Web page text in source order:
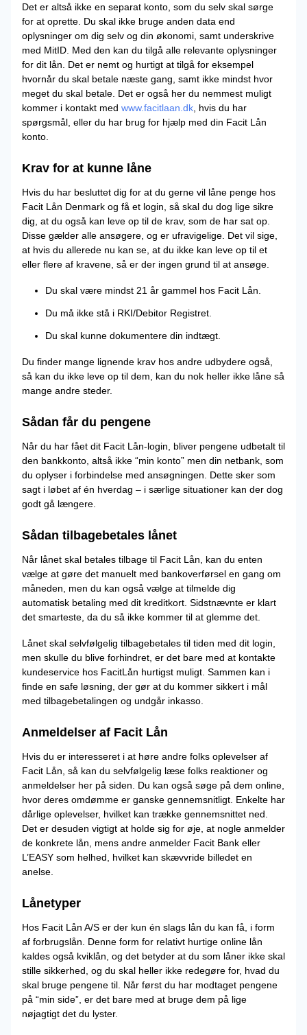
Det er altså ikke en separat konto, som du selv skal sørge
for at oprette. Du skal ikke bruge anden data end
oplysninger om dig selv og din økonomi, samt underskrive
med MitID. Med den kan du tilgå alle relevante oplysninger
for dit lån. Det er nemt og hurtigt at tilgå for eksempel
hvornår du skal betale næste gang, samt ikke mindst hvor
meget du skal betale. Det er også her du nemmest muligt
kommer i kontakt med www.facitlaan.dk , hvis du har
spørgsmål, eller du har brug for hjælp med din Facit Lån
konto.
Krav for at kunne låne
Hvis du har besluttet dig for at du gerne vil låne penge hos
Facit Lån Denmark og få et login, så skal du dog lige sikre
dig, at du også kan leve op til de krav, som de har sat op.
Disse gælder alle ansøgere, og er ufravigelige. Det vil sige,
at hvis du allerede nu kan se, at du ikke kan leve op til et
eller flere af kravene, så er der ingen grund til at ansøge.
Du skal være mindst 21 år gammel hos Facit Lån.
Du må ikke stå i RKI/Debitor Registret.
Du skal kunne dokumentere din indtægt.
Du finder mange lignende krav hos andre udbydere også,
så kan du ikke leve op til dem, kan du nok heller ikke låne så
mange andre steder.
Sådan får du pengene
Når du har fået dit Facit Lån-login, bliver pengene udbetalt til
den bankkonto, altså ikke “min konto” men din netbank, som
du oplyser i forbindelse med ansøgningen. Dette sker som
sagt i løbet af én hverdag – i særlige situationer kan der dog
godt gå længere.
Sådan tilbagebetales lånet
Når lånet skal betales tilbage til Facit Lån, kan du enten
vælge at gøre det manuelt med bankoverførsel en gang om
måneden, men du kan også vælge at tilmelde dig
automatisk betaling med dit kreditkort. Sidstnævnte er klart
det smarteste, da du så ikke kommer til at glemme det.
Lånet skal selvfølgelig tilbagebetales til tiden med dit login,
men skulle du blive forhindret, er det bare med at kontakte
kundeservice hos FacitLån hurtigst muligt. Sammen kan i
finde en safe løsning, der gør at du kommer sikkert i mål
med tilbagebetalingen og undgår inkasso.
Anmeldelser af Facit Lån
Hvis du er interesseret i at høre andre folks oplevelser af
Facit Lån, så kan du selvfølgelig læse folks reaktioner og
anmeldelser her på siden. Du kan også søge på dem online,
hvor deres omdømme er ganske gennemsnitligt. Enkelte har
dårlige oplevelser, hvilket kan trække gennemsnittet ned.
Det er desuden vigtigt at holde sig for øje, at nogle anmelder
de konkrete lån, mens andre anmelder Facit Bank eller
L’EASY som helhed, hvilket kan skævvride billedet en
anelse.
Lånetyper
Hos Facit Lån A/S er der kun én slags lån du kan få, i form
af forbrugslån. Denne form for relativt hurtige online lån
kaldes også kviklån, og det betyder at du som låner ikke skal
stille sikkerhed, og du skal heller ikke redegøre for, hvad du
skal bruge pengene til. Når først du har modtaget pengene
på “min side”, er det bare med at bruge dem på lige
nøjagtigt det du lyster.